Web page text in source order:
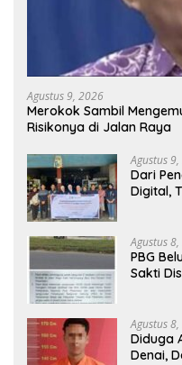
Agustus 9, 2026
Merokok Sambil
Risikonya di Jalan Raya
Agustus
Dari
Digital,
Agustus
PBG
Sakti
Agustus
Diduga
Denai,